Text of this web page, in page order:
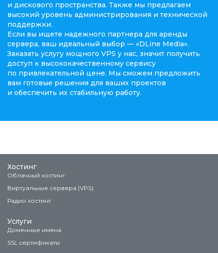
и дискового пространства. Также мы предлагаем
высокий уровень администрирования и технической
поддержки.
Если вы ищете надежного партнера для аренды
сервера, ваш идеальный выбор — «DLine Media».
Заказать услугу мощного VPS у нас, значит получить
доступ к высококачественному сервису
по привлекательной цене. Мы сможем предложить
вам готовые решения для ваших проектов
и обеспечить их стабильную работу.
Хостинг
Облачный хостинг
Виртуальные сервера (VPS)
Радио хостинг
Услуги
Доменные имена
SSL сертификаты